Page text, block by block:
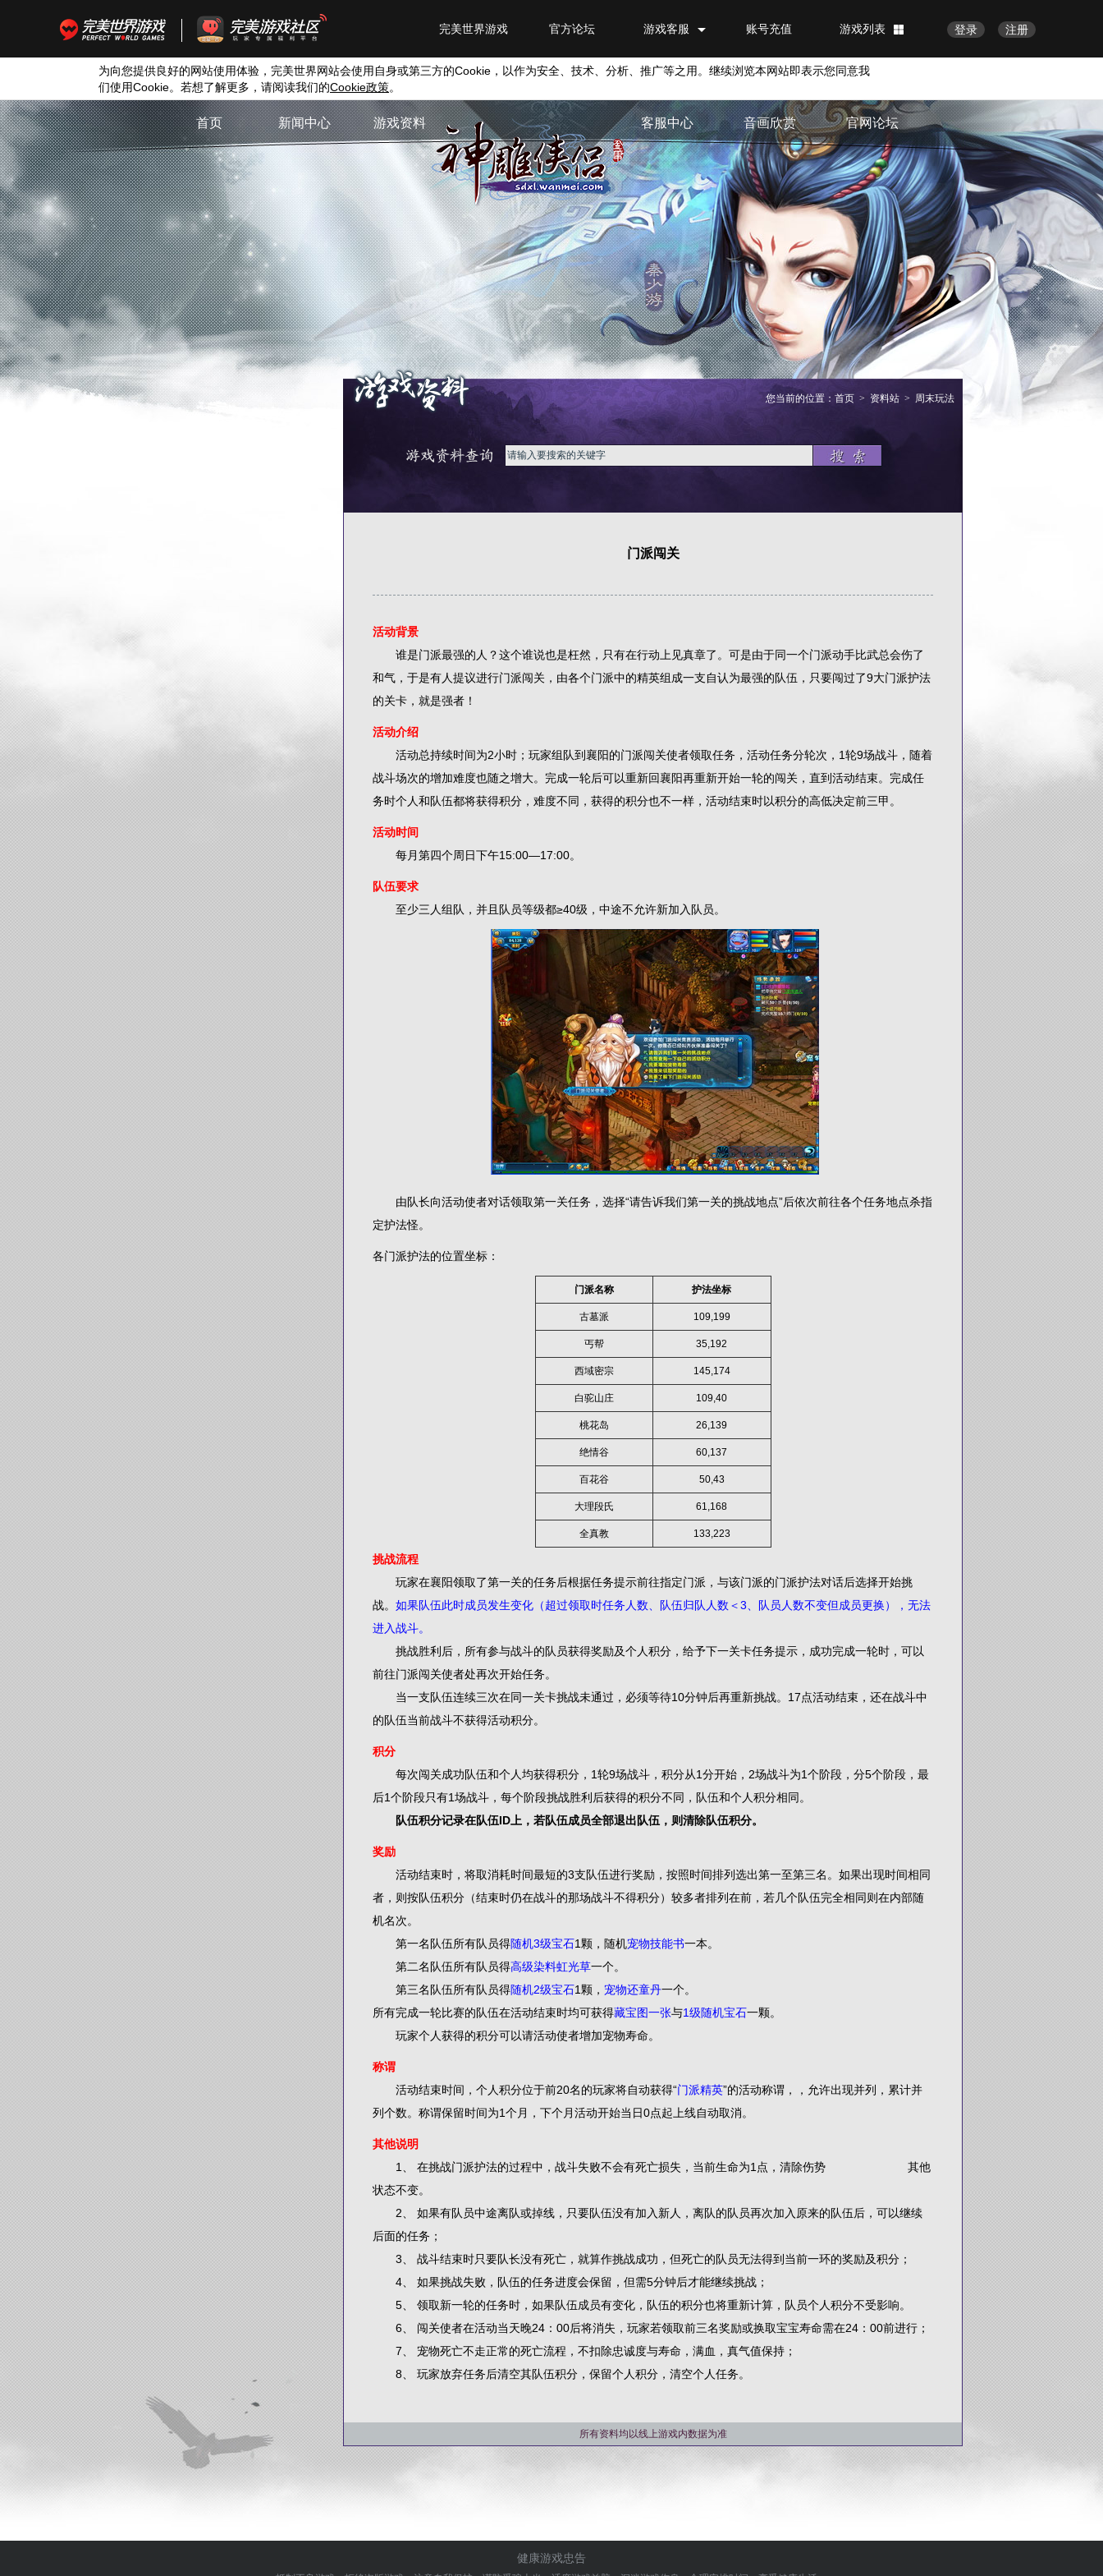
注册
登录
游戏列表
账号充值
游戏客服
官方论坛
完美世界游戏
为向您提供良好的网站使用体验，完美世界网站会使用自身或第三方的Cookie ，以作为安全、技术、分析、推广等之用。继续浏览本网站即表示您同意我
们使用Cookie。若想了解更多，请阅读我们的Cookie政策。
首页 新闻中心 游戏资料 客服中心 音画欣赏 官网论坛
您当前的位置： 首页 > 资料站 > 周末玩法
门派闯关
活动背景
谁是门派最强的人？这个谁说也是枉然，只有在行动上见真章了。可是由于同一个门派动手比武总会伤了
和气，于是有人提议进行门派闯关，由各个门派中的精英组成一支自认为最强的队伍，只要闯过了9大门派护法
的关卡，就是强者！
活动介绍
活动总持续时间为2小时；玩家组队到襄阳的门派闯关使者领取任务，活动任务分轮次，1轮9场战斗，随着
战斗场次的增加难度也随之增大。完成一轮后可以重新回襄阳再重新开始一轮的闯关，直到活动结束。完成任
务时个人和队伍都将获得积分，难度不同，获得的积分也不一样，活动结束时以积分的高低决定前三甲。
活动时间
每月第四个周日下午15:00—17:00。
队伍要求
至少三人组队，并且队员等级都≥40级，中途不允许新加入队员。
由队长向活动使者对话领取第一关任务，选择“请告诉我们第一关的挑战地点”后依次前往各个任务地点杀指
定护法怪。
各门派护法的位置坐标：
门派名称 护法坐标
古墓派 109,199
丐帮 35,192
西域密宗 145,174
白驼山庄 109,40
桃花岛 26,139
绝情谷 60,137
百花谷 50,43
大理段氏 61,168
全真教 133,223
挑战流程
玩家在襄阳领取了第一关的任务后根据任务提示前往指定门派，与该门派的门派护法对话后选择开始挑
战。 如果队伍此时成员发生变化（超过领取时任务人数、队伍归队人数＜3、队员人数不变但成员更换），无法
进入战斗。
挑战胜利后，所有参与战斗的队员获得奖励及个人积分，给予下一关卡任务提示，成功完成一轮时，可以
前往门派闯关使者处再次开始任务。
当一支队伍连续三次在同一关卡挑战未通过，必须等待10分钟后再重新挑战。17点活动结束，还在战斗中
的队伍当前战斗不获得活动积分。
积分
每次闯关成功队伍和个人均获得积分，1轮9场战斗，积分从1分开始，2场战斗为1个阶段，分5个阶段，最
后1个阶段只有1场战斗，每个阶段挑战胜利后获得的积分不同，队伍和个人积分相同。
队伍积分记录在队伍ID上，若队伍成员全部退出队伍，则清除队伍积分。
奖励
活动结束时，将取消耗时间最短的3支队伍进行奖励，按照时间排列选出第一至第三名。如果出现时间相同
者，则按队伍积分（结束时仍在战斗的那场战斗不得积分）较多者排列在前，若几个队伍完全相同则在内部随
机名次。
第一名队伍所有队员得随机3级宝石1颗，随机宠物技能书一本。
第二名队伍所有队员得高级染料虹光草一个。
第三名队伍所有队员得随机2级宝石1颗， 宠物还童丹一个。
所有完成一轮比赛的队伍在活动结束时均可获得藏宝图一张与1级随机宝石一颗。
玩家个人获得的积分可以请活动使者增加宠物寿命。
称谓
活动结束时间，个人积分位于前20名的玩家将自动获得“门派精英”的活动称谓，，允许出现并列，累计并
列个数。称谓保留时间为1个月，下个月活动开始当日0点起上线自动取消。
其他说明
1、 在挑战门派护法的过程中，战斗失败不会有死亡损失，当前生命为1点，清除伤势 其他
状态不变。
2、 如果有队员中途离队或掉线，只要队伍没有加入新人，离队的队员再次加入原来的队伍后，可以继续
后面的任务；
3、 战斗结束时只要队长没有死亡，就算作挑战成功，但死亡的队员无法得到当前一环的奖励及积分；
4、 如果挑战失败，队伍的任务进度会保留，但需5分钟后才能继续挑战；
5、 领取新一轮的任务时，如果队伍成员有变化，队伍的积分也将重新计算，队员个人积分不受影响。
6、 闯关使者在活动当天晚24：00后将消失，玩家若领取前三名奖励或换取宝宝寿命需在24：00前进行；
7、 宠物死亡不走正常的死亡流程，不扣除忠诚度与寿命，满血，真气值保持；
8、 玩家放弃任务后清空其队伍积分，保留个人积分，清空个人任务。
所有资料均以线上游戏内数据为准
健康游戏忠告